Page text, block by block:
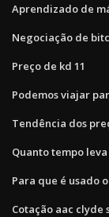
Aprendizado de
Negociação de
Preço de kd 11
Podemos viajar
Tendência dos
Quanto tempo
Para que é usado
Cotação aac clyde